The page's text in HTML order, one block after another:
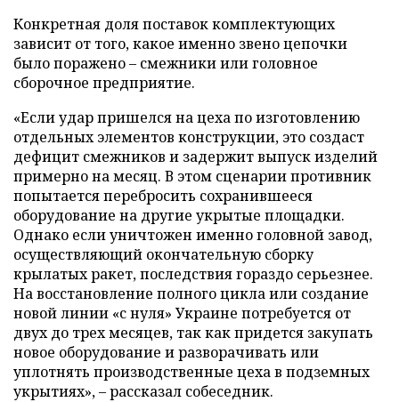
Конкретная доля поставок комплектующих
зависит от того, какое именно звено цепочки
было поражено – смежники или головное
сборочное предприятие.
«Если удар пришелся на цеха по изготовлению
отдельных элементов конструкции, это создаст
дефицит смежников и задержит выпуск изделий
примерно на месяц. В этом сценарии противник
попытается перебросить сохранившееся
оборудование на другие укрытые площадки.
Однако если уничтожен именно головной завод,
осуществляющий окончательную сборку
крылатых ракет, последствия гораздо серьезнее.
На восстановление полного цикла или создание
новой линии «с нуля» Украине потребуется от
двух до трех месяцев, так как придется закупать
новое оборудование и разворачивать или
уплотнять производственные цеха в подземных
укрытиях», – рассказал собеседник.